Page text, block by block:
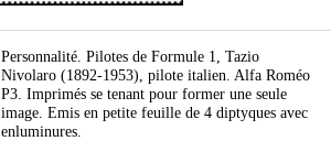
Personnalité. Pilotes de Formule 1, Tazio
Nivolaro (1892-1953), pilote italien. Alfa Roméo
P3. Imprimés se tenant pour former une seule
image. Emis en petite feuille de 4 diptyques avec
enluminures.